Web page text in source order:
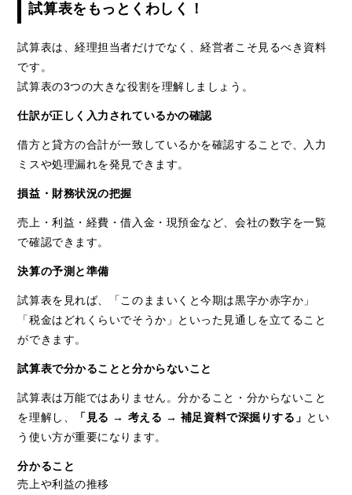
試算表をもっとくわしく！
試算表は、経理担当者だけでなく、経営者こそ見るべき資料
です。
試算表の3つの大きな役割を理解しましょう。
仕訳が正しく入力されているかの確認
借方と貸方の合計が一致しているかを確認することで、入力
ミスや処理漏れを発見できます。
損益・財務状況の把握
売上・利益・経費・借入金・現預金など、会社の数字を一覧
で確認できます。
決算の予測と準備
試算表を見れば、「このままいくと今期は黒字か赤字か」
「税金はどれくらいでそうか」といった見通しを立てること
ができます。
試算表で分かることと分からないこと
試算表は万能ではありません。分かること・分からないこと
を理解し、
「見る → 考える → 補足資料で深掘りする」 とい
う使い方が重要になります。
分かること
売上や利益の推移